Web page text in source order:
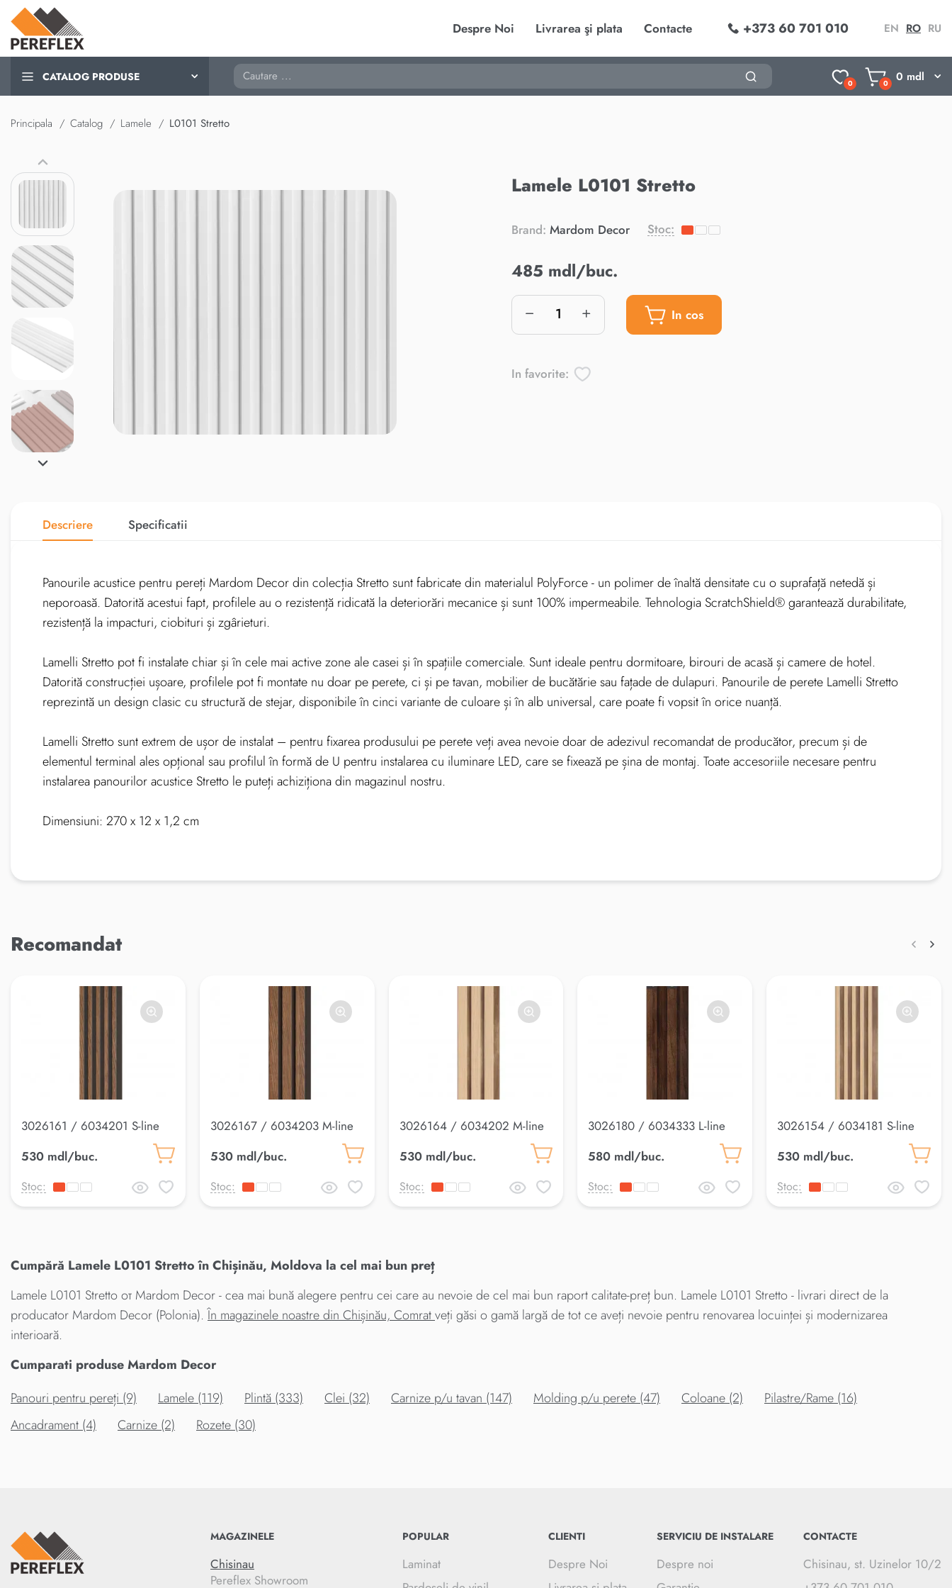
Despre Noi Livrarea şi plata Contacte +373 60 701 010 EN RO RU
CATALOG PRODUSE Cautare
0 0 0 mdl
Principala Catalog Lamele L0101 Stretto
Lamele L0101 Stretto
Brand: Mardom Decor Stoc:
485 mdl/buc.
In cos
In favorite:
Descriere Specificatii
Panourile acustice pentru pereți Mardom Decor din colecția Stretto sunt fabricate din materialul PolyForce - un polimer de înaltă densitate cu o suprafață netedă și
neporoasă. Datorită acestui fapt, profilele au o rezistență ridicată la deteriorări mecanice și sunt 100% impermeabile. Tehnologia ScratchShield® garantează durabilitate,
rezistență la impacturi, ciobituri și zgârieturi.
Lamelli Stretto pot fi instalate chiar și în cele mai active zone ale casei și în spațiile comerciale. Sunt ideale pentru dormitoare, birouri de acasă și camere de hotel.
Datorită construcției ușoare, profilele pot fi montate nu doar pe perete, ci și pe tavan, mobilier de bucătărie sau fațade de dulapuri. Panourile de perete Lamelli Stretto
reprezintă un design clasic cu structură de stejar, disponibile în cinci variante de culoare și în alb universal, care poate fi vopsit în orice nuanță.
Lamelli Stretto sunt extrem de ușor de instalat – pentru fixarea produsului pe perete veți avea nevoie doar de adezivul recomandat de producător, precum și de
elementul terminal ales opțional sau profilul în formă de U pentru instalarea cu iluminare LED, care se fixează pe șina de montaj. Toate accesoriile necesare pentru
instalarea panourilor acustice Stretto le puteți achiziționa din magazinul nostru.
Dimensiuni: 270 x 12 x 1,2 cm
Recomandat
3026161 / 6034201 S-line
530 mdl/buc.
Stoc:
3026167 / 6034203 M-line
530 mdl/buc.
Stoc:
3026164 / 6034202 M-line
530 mdl/buc.
Stoc:
3026180 / 6034333 L-line
580 mdl/buc.
Stoc:
3026154 / 6034181 S-line
530 mdl/buc.
Stoc:
Cumpără Lamele L0101 Stretto în Chișinău, Moldova la cel mai bun preț
Lamele L0101 Stretto от Mardom Decor - cea mai bună alegere pentru cei care au nevoie de cel mai bun raport calitate-preț bun. Lamele L0101 Stretto - livrari direct de la
producator Mardom Decor (Polonia).În magazinele noastre din Chișinău, Comratveți găsi o gamă largă de tot ce aveți nevoie pentru renovarea locuinței și modernizarea
interioară.
Cumparati produse Mardom Decor
Panouri pentru pereți (9)
Lamele (119) Plintă (333) Clei (32) Carnize p/u tavan (147) Molding p/u perete (47) Coloane (2)
Pilastre/Rame (16)
Ancadrament (4)
Carnize (2) Rozete (30)
MAGAZINELE
Chisinau
Pereflex Showroom
POPULAR
Laminat
CLIENTI
Despre Noi
SERVICIU DE INSTALARE
Despre noi
CONTACTE
Chisinau, st. Uzinelor 10/2